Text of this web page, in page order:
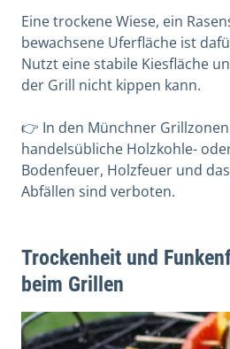
Eine trockene Wiese, ein
bewachsene Uferfläche ist
Nutzt eine stabile Kiesfläche
der Grill nicht kippen kann.
👉 In den Münchner
handelsübliche Holzkohle-
Bodenfeuer, Holzfeuer und
Abfällen sind verboten.
Trockenheit und
beim Grillen